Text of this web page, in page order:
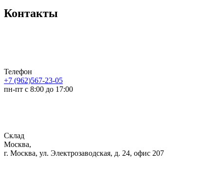
Контакты
Телефон
+7 (962)567-23-05
пн-пт с 8:00 до 17:00
Склад
Москва,
г. Москва, ул. Электрозаводская, д. 24, офис 207